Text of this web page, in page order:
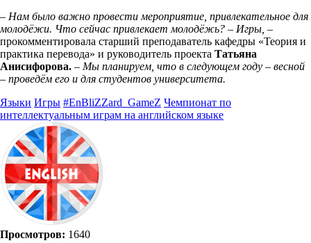
– Нам было важно провести мероприятие, привлекательное для
молодёжи. Что сейчас привлекает молодёжь? – Игры, –
прокомментировала старший преподаватель кафедры «Теория и
практика перевода» и руководитель проекта Татьяна
Анисифорова. – Мы планируем, что в следующем году – весной
– проведём его и для студентов университета.
Языки Игры #EnBliZZard_GameZ Чемпионат по
интеллектуальным играм на английском языке
Просмотров: 1640